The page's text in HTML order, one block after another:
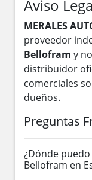
Aviso Legal
MERALES
proveedor
Bellofram y
distribuidor
comerciales
dueños.
Preguntas
¿Dónde puedo
Bellofram en